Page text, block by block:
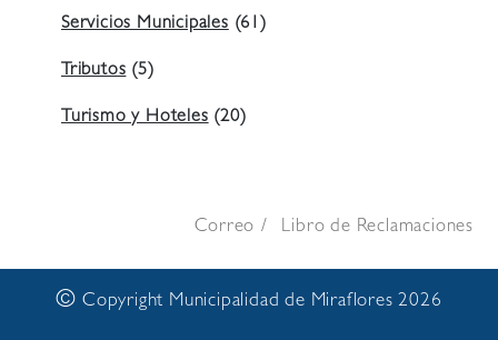
Servicios Municipales (61)
Tributos (5)
Turismo y Hoteles (20)
Correo Libro de Reclamaciones
© Copyright Municipalidad de Miraflores 2026